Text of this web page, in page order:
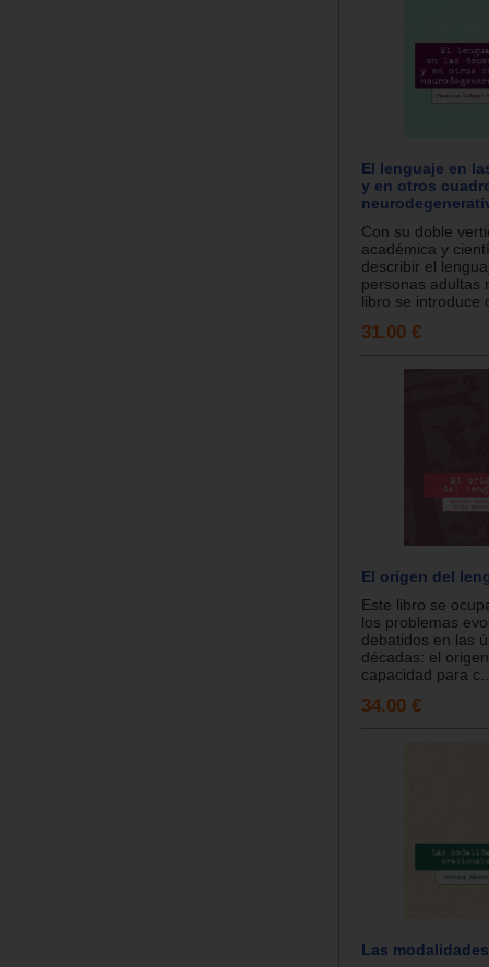
El lenguaje en
y en otros
Con su doble
académica y
describir el
personas adultas
libro se introduce
31.00 €
El origen del
Este libro se
los problemas
debatidos en las
décadas: el
capacidad para
34.00 €
Las